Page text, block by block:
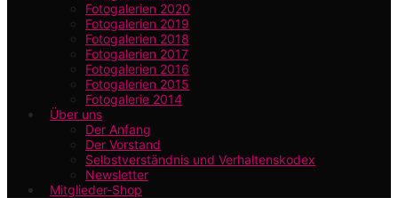
Fotogalerien 2020
Fotogalerien 2019
Fotogalerien 2018
Fotogalerien 2017
Fotogalerien 2016
Fotogalerien 2015
Fotogalerie 2014
Über uns
Der Anfang
Der Vorstand
Selbstverständnis und Verhaltenskodex
Newsletter
Mitglieder-Shop